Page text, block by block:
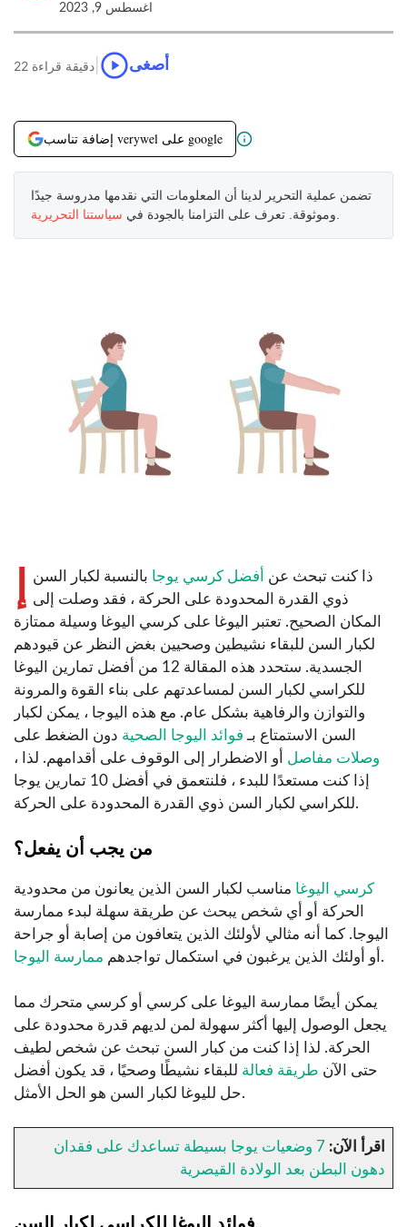
اغسطس 9, 2023
22 دقيقة قراءة أصغى
إضافة تناسب verywel على google
تضمن عملية التحرير لدينا أن المعلومات التي نقدمها مدروسة جيدًا
وموثوقة. تعرف على التزامنا بالجودة في سياستنا التحريرية
ذا كنت تبحث عن أفضل كرسي يوجا بالنسبة لكبار السن
ذوي القدرة المحدودة على الحركة ، فقد وصلت إلى
المكان الصحيح. تعتبر اليوغا على كرسي اليوغا وسيلة ممتازة
لكبار السن للبقاء نشيطين وصحيين بغض النظر عن قيودهم
الجسدية. ستحدد هذه المقالة 12 من أفضل تمارين اليوغا
للكراسي لكبار السن لمساعدتهم على بناء القوة والمرونة
والتوازن والرفاهية بشكل عام. مع هذه اليوجا ، يمكن لكبار
السن الاستمتاع بـ فوائد اليوجا الصحية دون الضغط على
وصلات مفاصل
أو الاضطرار إلى الوقوف على أقدامهم. لذا ،
إذا كنت مستعدًا للبدء ، فلنتعمق في أفضل 10 تمارين يوجا
للكراسي لكبار السن ذوي القدرة المحدودة على الحركة.
من يجب أن يفعل؟
كرسي اليوغا مناسب لكبار السن الذين يعانون من محدودية
الحركة أو أي شخص يبحث عن طريقة سهلة لبدء ممارسة
اليوجا. كما أنه مثالي لأولئك الذين يتعافون من إصابة أو جراحة
أو أولئك الذين يرغبون في استكمال تواجدهم ممارسة اليوجا .
يمكن أيضًا ممارسة اليوغا على كرسي أو كرسي متحرك مما
يجعل الوصول إليها أكثر سهولة لمن لديهم قدرة محدودة على
الحركة. لذا إذا كنت من كبار السن تبحث عن شخص لطيف
حتى الآن طريقة فعالة للبقاء نشيطًا وصحيًا ، قد يكون أفضل
حل لليوغا لكبار السن هو الحل الأمثل.
اقرأ الآن:
7 وضعيات يوجا بسيطة تساعدك على فقدان
دهون البطن بعد الولادة القيصرية